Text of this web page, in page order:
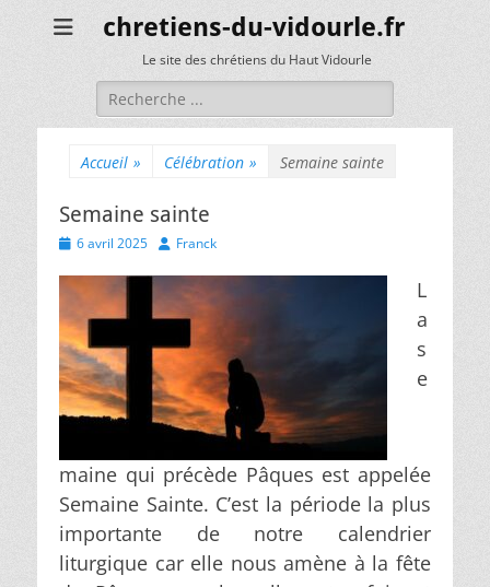
chretiens-du-vidourle.fr
Le site des chrétiens du Haut Vidourle
Rechercher :
Accueil » Célébration » Semaine sainte
Semaine sainte
Posted
6 avril 2025 AuthorFranck
L
a
s
e
maine qui précède Pâques est appelée
Semaine Sainte. C’est la période la plus
importante de notre calendrier
liturgique car elle nous amène à la fête